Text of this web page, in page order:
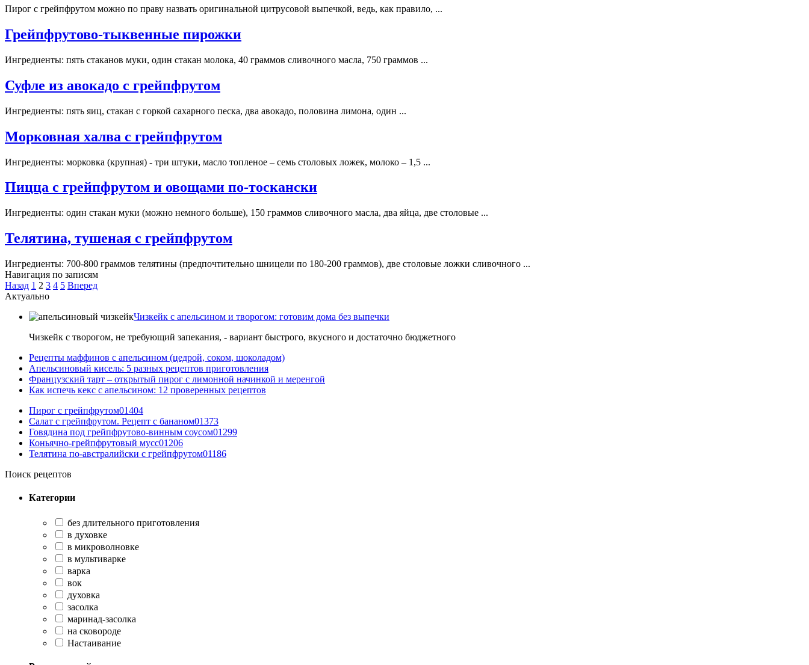
Пирог с грейпфрутом можно по праву назвать оригинальной цитрусовой выпечкой, ведь, как правило, ...
Грейпфрутово-тыквенные пирожки
Ингредиенты: пять стаканов муки, один стакан молока, 40 граммов сливочного масла, 750 граммов ...
Суфле из авокадо с грейпфрутом
Ингредиенты: пять яиц, стакан с горкой сахарного песка, два авокадо, половина лимона, один ...
Морковная халва с грейпфрутом
Ингредиенты: морковка (крупная) - три штуки, масло топленое – семь столовых ложек, молоко – 1,5 ...
Пицца с грейпфрутом и овощами по-тоскански
Ингредиенты: один стакан муки (можно немного больше), 150 граммов сливочного масла, два яйца, две столовые ...
Телятина, тушеная с грейпфрутом
Ингредиенты: 700-800 граммов телятины (предпочтительно шницели по 180-200 граммов), две столовые ложки сливочного ...
Навигация по записям
Назад 1 2 3 4 5 Вперед
Актуально
Чизкейк с апельсином и творогом: готовим дома без выпечки
Чизкейк с творогом, не требующий запекания, - вариант быстрого, вкусного и достаточно бюджетного
Рецепты маффинов с апельсином (цедрой, соком, шоколадом)
Апельсиновый кисель: 5 разных рецептов приготовления
Французский тарт – открытый пирог с лимонной начинкой и меренгой
Как испечь кекс с апельсином: 12 проверенных рецептов
Пирог с грейпфрутом01404
Салат с грейпфрутом. Рецепт с бананом01373
Говядина под грейпфрутово-винным соусом01299
Коньячно-грейпфрутовый мусс01206
Телятина по-австралийски с грейпфрутом01186
Поиск рецептов
Категории
без длительного приготовления
в духовке
в микроволновке
в мультиварке
варка
вок
духовка
засолка
маринад-засолка
на сковороде
Настаивание